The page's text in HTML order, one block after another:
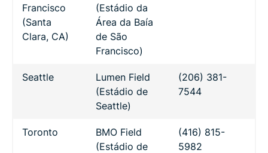
Francisco
(Santa
Clara, CA)
(Estádio da
Área da Baía
de São
Francisco)
Seattle
Lumen Field
(Estádio de
Seattle)
(206) 381-
7544
Toronto
BMO Field
(Estádio de
(416) 815-
5982